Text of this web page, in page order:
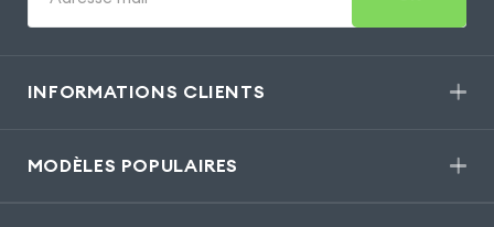
INFORMATIONS CLIENTS
MODÈLES POPULAIRES